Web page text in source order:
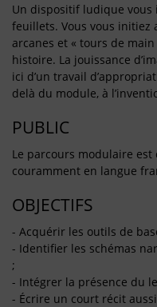
Un dispositif ludique
feuillets. Vous vous initiez
arcanes et « tours de
histoire. La jouissance
ici d’un travail
delà du module, à
PUBLIC
Le parcours modulaire est
couramment en langue
OBJECTIFS
- Acquérir les outils de
- Identifier les schémas
;
- Intégrer la présence du
- Écrire un court récit